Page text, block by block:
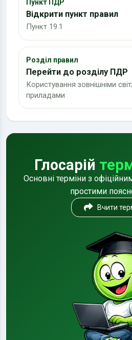
Пункт ПДР
Відкрити пункт правил
Пункт 19.1
Розділ правил
Перейти до розділу ПДР
Користування зовнішніми
приладами
Глосарій
Основні терміни з
простими
Вчити